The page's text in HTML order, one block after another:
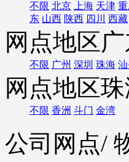
不限 北京 上海 天津
东 山西 陕西 四川 西藏
网点地区
不限 广州 深圳 珠海
网点地区
不限 香洲 斗门 金湾
公司网点/